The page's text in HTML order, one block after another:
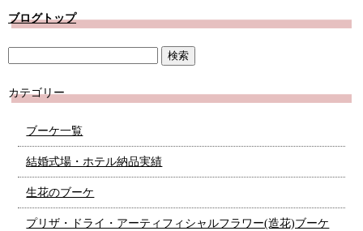
ブログトップ
カテゴリー
ブーケ一覧
結婚式場・ホテル納品実績
生花のブーケ
プリザ・ドライ・アーティフィシャルフラワー(造花)ブーケ